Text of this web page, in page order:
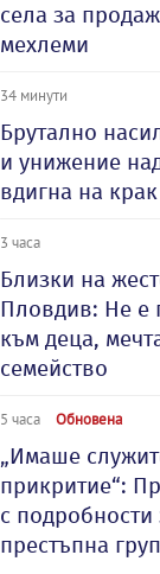
села за
мехлеми
34 минути
Брутално
и унижение
вдигна на
3 часа
Близки на
Пловдив: Не е
към деца,
семейство
5 часа Обновена
„Имаше
прикритие“:
с подробности
престъпна